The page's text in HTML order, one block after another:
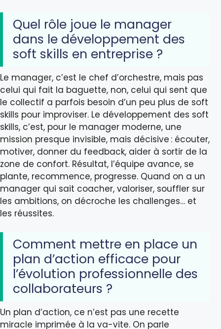
Quel rôle joue le manager
dans le développement des
soft skills en entreprise ?
Le manager, c’est le chef d’orchestre, mais pas
celui qui fait la baguette, non, celui qui sent que
le collectif a parfois besoin d’un peu plus de soft
skills pour improviser. Le développement des soft
skills, c’est, pour le manager moderne, une
mission presque invisible, mais décisive : écouter,
motiver, donner du feedback, aider à sortir de la
zone de confort. Résultat, l’équipe avance, se
plante, recommence, progresse. Quand on a un
manager qui sait coacher, valoriser, souffler sur
les ambitions, on décroche les challenges… et
les réussites.
Comment mettre en place un
plan d’action efficace pour
l’évolution professionnelle des
collaborateurs ?
Un plan d’action, ce n’est pas une recette
miracle imprimée à la va-vite. On parle